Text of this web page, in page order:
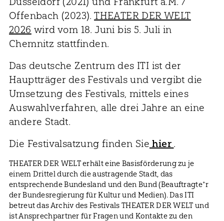
Offenbach (2023).THEATER DER WELT
2026 wird vom 18. Juni bis 5. Juli in
Chemnitz stattfinden.
Das deutsche Zentrum des ITI ist der
Hauptträger des Festivals und vergibt die
Umsetzung des Festivals, mittels eines
Auswahlverfahren, alle drei Jahre an eine
andere Stadt.
Die Festivalsatzung finden Sie hier .
THEATER DER WELT erhält eine Basisförderung zu je
einem Drittel durch die austragende Stadt, das
entsprechende Bundesland und den Bund (Beauftragte*r
der Bundesregierung für Kultur und Medien). Das ITI
betreut das Archiv des Festivals THEATER DER WELT und
ist Ansprechpartner für Fragen und Kontakte zu den